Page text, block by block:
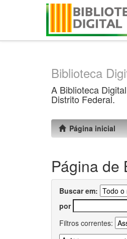
Biblioteca
A Biblioteca
Distrito Federal.
Página inicial
Página de
Buscar em:
por
Filtros correntes: